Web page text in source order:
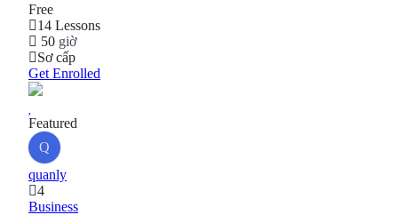
Free
14 Lessons
50 giờ
Sơ cấp
Get Enrolled
Featured
Q
quanly
4
Business